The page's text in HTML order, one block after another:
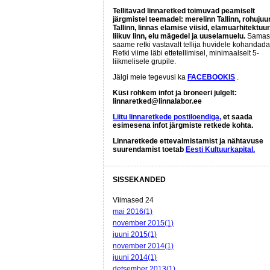
Tellitavad linnaretked toimuvad peamiselt
järgmistel teemadel: merelinn Tallinn,
Tallinn, linnas elamise viisid,
liikuv linn, elu mägedel ja uuselamuelu. Samas
saame retki vastavalt tellija huvidele
Retki viime läbi ettetellimisel, minimaalselt 5-
liikmelisele grupile.
Jälgi meie tegevusi ka FACEBOOKIS .
Küsi rohkem infot ja broneeri julgelt:
linnaretked@linnalabor.ee
Liitu linnaretkede postiloendiga, et saada
esimesena infot järgmiste retkede kohta.
Linnaretkede ettevalmistamist ja nähtavuse
suurendamist toetab Eesti Kultuurkapital.
SISSEKANDED
Viimased 24
mai 2016(1)
november 2015(1)
juuni 2015(1)
november 2014(1)
juuni 2014(1)